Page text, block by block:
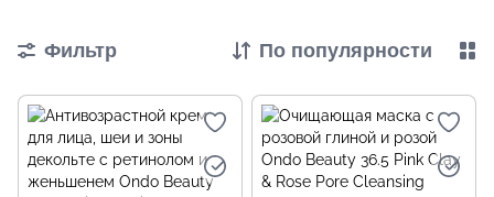
Фильтр По популярности